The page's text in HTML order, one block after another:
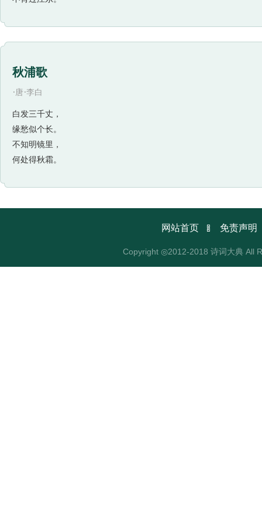
秋浦歌
·唐·李白
白发三千丈，
缘愁似个长。
不知明镜里，
何处得秋霜。
网站首页  免责声明
Copyright ◎2012-2018 诗词大典 All